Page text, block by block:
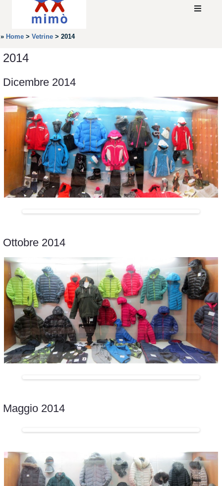
» Home > Vetrine > 2014
2014
Dicembre 2014
Ottobre 2014
Maggio 2014